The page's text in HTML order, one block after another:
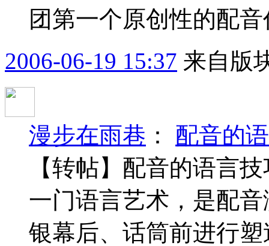
团第一个原创性的配
2006-06-19 15:37 来自版
漫步在雨巷 ： 配音的
【转帖】配音的语
一门语言艺术，是配
银幕后、话筒前进行